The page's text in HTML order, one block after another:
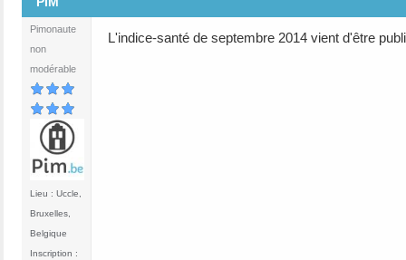
Pimonaute
non
modérable
Lieu : Uccle,
Bruxelles,
Belgique
Inscription :
L'indice-santé de septembre 2014 vient d'être